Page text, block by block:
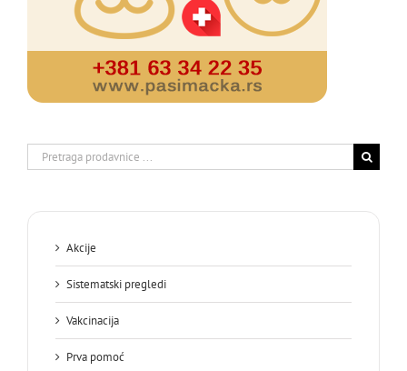
Search
for:
Akcije
Sistematski pregledi
Vakcinacija
Prva pomoć